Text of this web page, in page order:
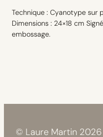
Technique : Cyanotype sur
Dimensions : 24×18 cm
embossage.
© Laure Martin